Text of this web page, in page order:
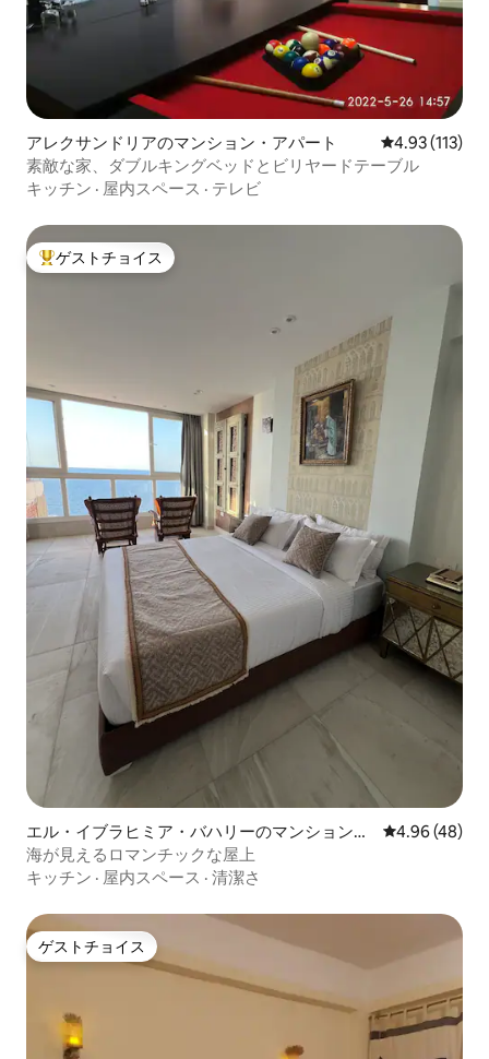
アレクサンドリアのマンション・アパート レビュー113
4.93 (113)
素敵な家、ダブルキングベッドとビリヤードテーブル
キッチン · 屋内スペース · テレビ
大好評のゲストチョイスです。
ゲストチョイス
エル・イブラヒミア・バハリーのマンション・
アパート
レビュー48
4.96 (48)
海が見えるロマンチックな屋上
キッチン · 屋内スペース · 清潔さ
ゲストチョイス
ゲストチョイス